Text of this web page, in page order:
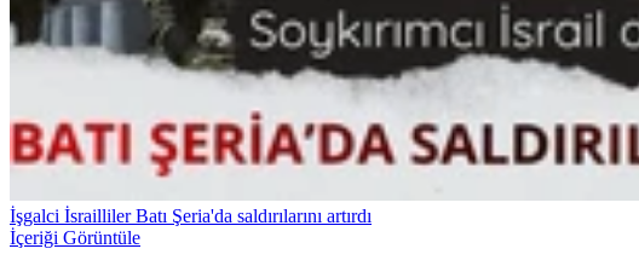
İşgalci İsrailliler Batı Şeria'da saldırılarını artırdı
İçeriği Görüntüle